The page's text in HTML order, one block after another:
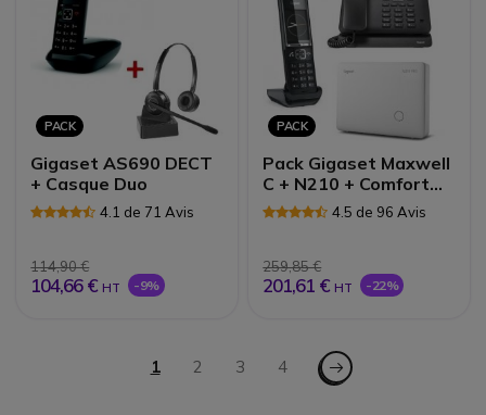
PACK
Gigaset AS690 DECT
+ Casque Duo
4.1 de 71 Avis
114,90 €
104,66 € HT -9%
PACK
Pack Gigaset Maxwell
C + N210 + Comfort
550HX
4.5 de 96 Avis
259,85 €
201,61 € HT -22%
PageVous lisez actuellement la page
1 Page
2 Page
3 Page
4 Page - Suiv.